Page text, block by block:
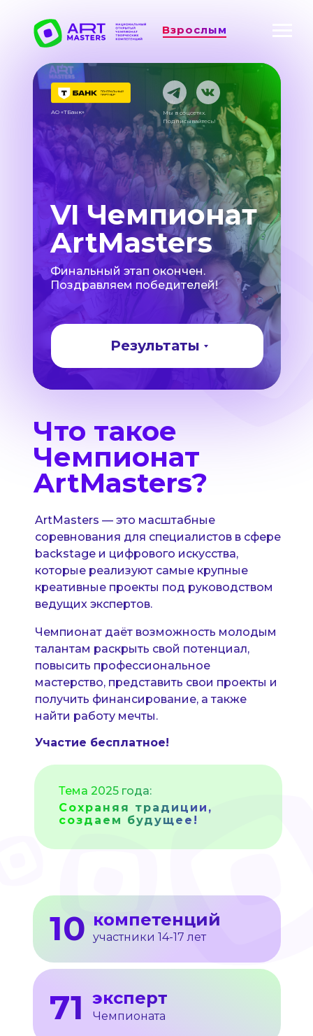
Взрослым
Финальный этап окончен.
Поздравляем победителей!
АО «ТБанк»
Мы в соцсетях.
Подписывайтесь!
Результаты
VI Чемпионат
ArtMasters
Участие бесплатное!
ArtMasters — это масштабные
соревнования для специалистов в сфере
backstage и цифрового искусства,
которые реализуют самые крупные
креативные проекты под руководством
ведущих экспертов.
Что такое
Чемпионат
ArtMasters?
Чемпионат даёт возможность молодым
талантам раскрыть свой потенциал,
повысить профессиональное
мастерство, представить свои проекты и
получить финансирование, а также
найти работу мечты.
Тема 2025 года:
Сохраняя традиции,
создаем будущее!
компетенций
10
71 эксперт
Чемпионата
участники 14-17 лет